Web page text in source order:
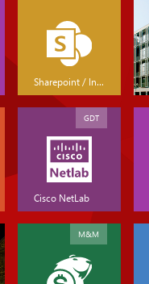
Sharepoint / Intranet
Cisco NetLab
GDT
M&M